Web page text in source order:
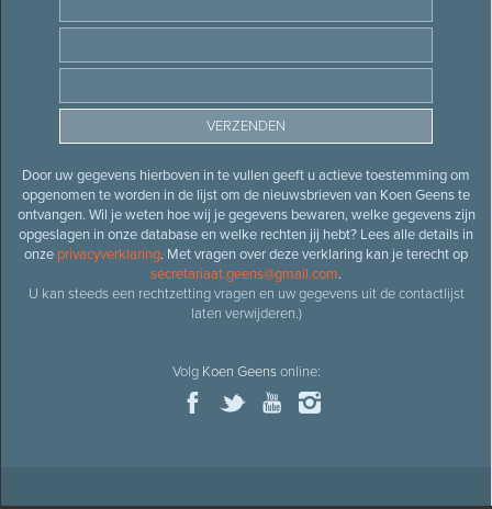
Door uw gegevens hierboven in te vullen geeft u actieve toestemming om
opgenomen te worden in de lijst om de nieuwsbrieven van Koen Geens te
ontvangen. Wil je weten hoe wij je gegevens bewaren, welke gegevens zijn
opgeslagen in onze database en welke rechten jij hebt? Lees alle details in
onze privacyverklaring. Met vragen over deze verklaring kan je terecht op
secretariaat.geens@gmail.com.
U kan steeds een rechtzetting vragen en uw gegevens uit de contactlijst
laten verwijderen.)
Volg Koen Geensonline: